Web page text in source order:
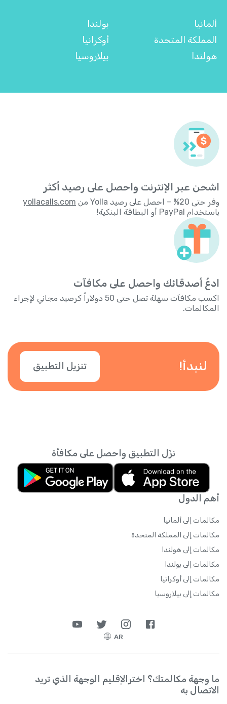
ألمانيا
المملكة المتحدة
هولندا
بولندا
أوكرانيا
بيلاروسيا
اشحن عبر الإنترنت واحصل على رصيد أكثر
وفر حتى 20% – احصل على رصيد Yolla من
yollacalls.com
باستخدام PayPal أو البطاقة البنكية!
ادعُ أصدقائك واحصل على مكافآت
اكسب مكافآت سهلة تصل حتى 50 دولاراً كرصيد مجاني لإجراء
المكالمات.
لنبدأ! تنزيل التطبيق
أهم الدول
مكالمات إلى ألمانيا
مكالمات إلى المملكة المتحدة
مكالمات إلى هولندا
مكالمات إلى بولندا
مكالمات إلى أوكرانيا
مكالمات إلى بيلاروسيا
نزّل التطبيق واحصل على مكافأة
AR
ما وجهة مكالمتك؟ اخترالإقليم الوجهة الذي تريد
الاتصال به